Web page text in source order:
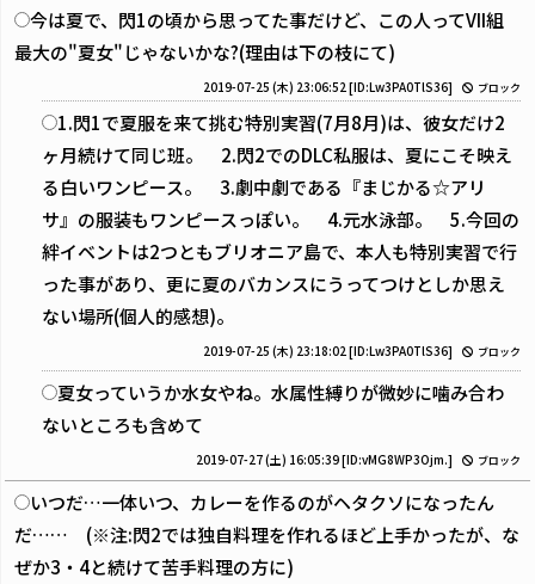
今は夏で、閃1の頃から思ってた事だけど、この人ってVII組
最大の"夏女"じゃないかな?(理由は下の枝にて)
2019-07-25 (木) 23:06:52[ID:Lw3PA0TlS36] ブロック
1.閃1で夏服を来て挑む特別実習(7月8月)は、彼女だけ2
ヶ月続けて同じ班。 2.閃2でのDLC私服は、夏にこそ映え
る白いワンピース。 3.劇中劇である『まじかる☆アリ
サ』の服装もワンピースっぽい。 4.元水泳部。 5.今回の
絆イベントは2つともブリオニア島で、本人も特別実習で行
った事があり、更に夏のバカンスにうってつけとしか思え
ない場所(個人的感想)。
2019-07-25 (木) 23:18:02[ID:Lw3PA0TlS36] ブロック
夏女っていうか水女やね。水属性縛りが微妙に噛み合わ
ないところも含めて
2019-07-27 (土) 16:05:39[ID:vMG8WP3Ojm.] ブロック
いつだ…一体いつ、カレーを作るのがヘタクソになったん
だ…… (※注:閃2では独自料理を作れるほど上手かったが、な
ぜか3・4と続けて苦手料理の方に)